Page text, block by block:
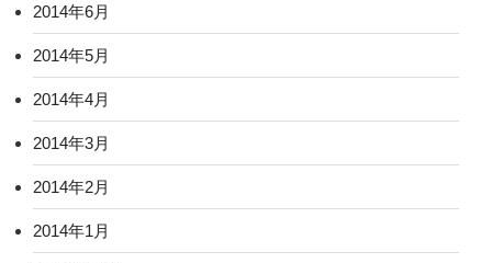
2014年6月
2014年5月
2014年4月
2014年3月
2014年2月
2014年1月